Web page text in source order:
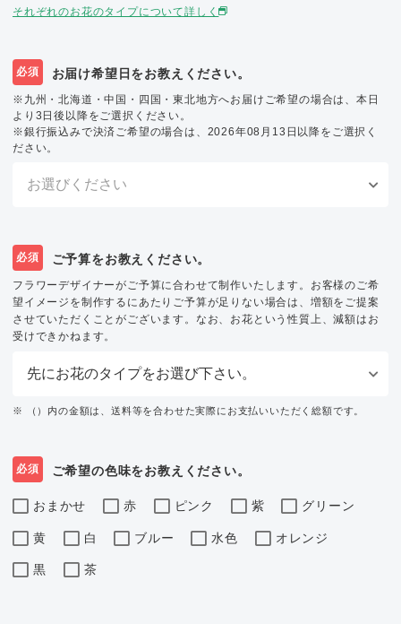
それぞれのお花のタイプについて詳しく
必須 お届け希望日をお教えください。
※九州・北海道・中国・四国・東北地方へお届けご希望の場合は、本日
より3日後以降をご選択ください。
※銀行振込みで決済ご希望の場合は、2026年08月13日以降をご選択く
ださい。
必須 ご予算をお教えください。
フラワーデザイナーがご予算に合わせて制作いたします。お客様のご希
望イメージを制作するにあたりご予算が足りない場合は、増額をご提案
させていただくことがございます。なお、お花という性質上、減額はお
受けできかねます。
※ （）内の金額は、送料等を合わせた実際にお支払いいただく総額です。
必須 ご希望の色味をお教えください。
おまかせ 赤 ピンク 紫 グリーン
黄 白 ブルー 水色 オレンジ
黒 茶